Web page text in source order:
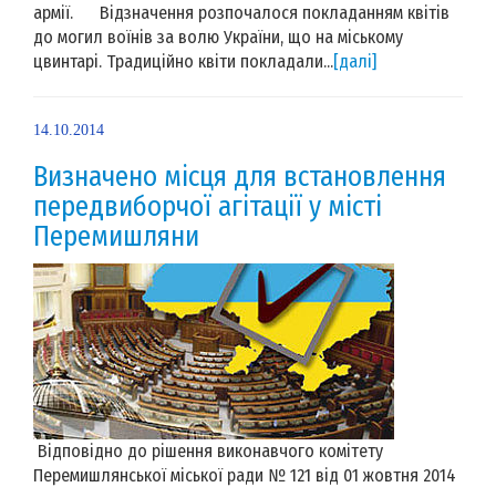
армії. Відзначення розпочалося покладанням квітів
до могил воїнів за волю України, що на міському
цвинтарі. Традиційно квіти покладали...[далі]
14.10.2014
Визначено місця для встановлення
передвиборчої агітації у місті
Перемишляни
Відповідно до рішення виконавчого комітету
Перемишлянської міської ради № 121 від 01 жовтня 2014